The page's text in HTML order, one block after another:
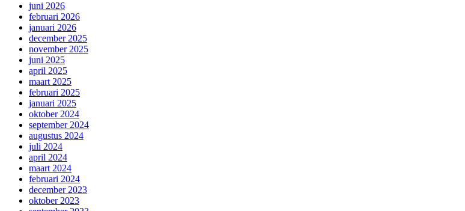
juni 2026
februari 2026
januari 2026
december 2025
november 2025
juni 2025
april 2025
maart 2025
februari 2025
januari 2025
oktober 2024
september 2024
augustus 2024
juli 2024
april 2024
maart 2024
februari 2024
december 2023
oktober 2023